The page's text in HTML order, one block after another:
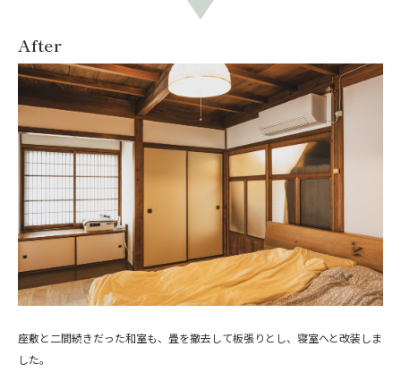
After
座敷と二間続きだった和室も、畳を撤去して板張りとし、寝室へと改装しま
した。